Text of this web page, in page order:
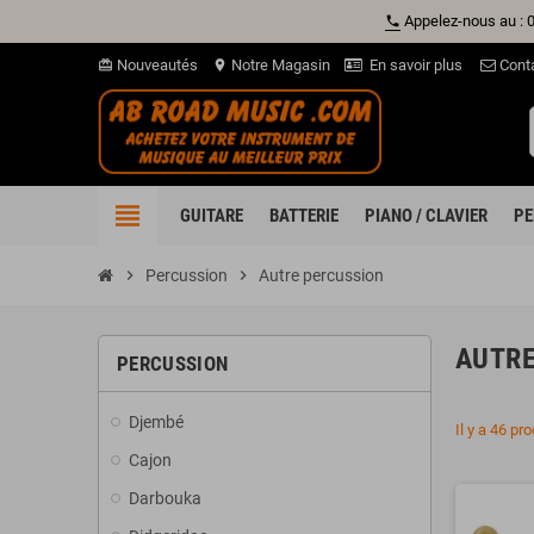
phone Appelez-nous au :
card_giftcard Nouveautés location_on Notre Magasin En savoir plus
view_headline GUITARE BATTERIE PIANO / CLAVIER
chevron_right Percussion chevron_right Autre percussion
PERCUSSION
Djembé
Cajon
Darbouka
Il y a 46